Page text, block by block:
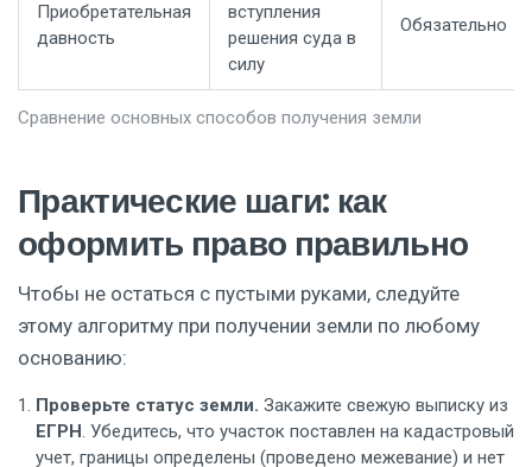
Сравнение основных способов получения земли
Приобретательная
давность
вступления
решения суда в
силу
Обязательно
Практические шаги: как
оформить право правильно
Чтобы не остаться с пустыми руками, следуйте
этому алгоритму при получении земли по любому
основанию:
Проверьте статус земли. Закажите свежую выписку из
ЕГРН. Убедитесь, что участок поставлен на кадастровый
учет, границы определены (проведено межевание) и нет